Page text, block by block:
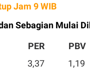
Jam 9 WIB
Sebagian Mulai
PER PBV
3,37 1,19